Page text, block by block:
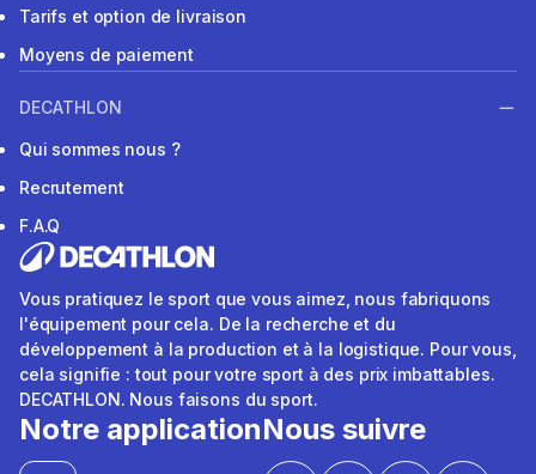
Tarifs et option de livraison
Moyens de paiement
DECATHLON
Qui sommes nous ?
Recrutement
F.A.Q
Vous pratiquez le sport que vous aimez, nous fabriquons
l'équipement pour cela. De la recherche et du
développement à la production et à la logistique. Pour vous,
cela signifie : tout pour votre sport à des prix imbattables.
DECATHLON. Nous faisons du sport.
Notre applicationNous suivre